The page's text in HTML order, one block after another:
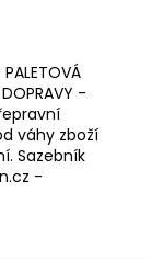
-
váhy zboží
Sazebník
-